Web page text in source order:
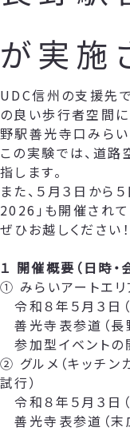
が実施
UDC信州の支援先
の良い歩行者空間
野駅善光寺口みらい
この実験では、道
指します。
また、５月３日から
2026」も開催されて
ぜひお越しください！
１ 開催概要（日時・
① みらいアートエリ
令和８年５月３日
善光寺表参道（長
参加型イベント
② グルメ（キッチン
試行）
令和８年５月３日
善光寺表参道（